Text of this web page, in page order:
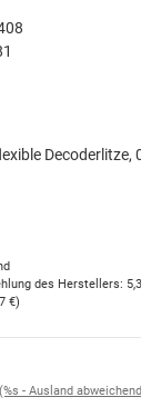
Decoderlitze,
des Herstellers:
€)
- Ausland